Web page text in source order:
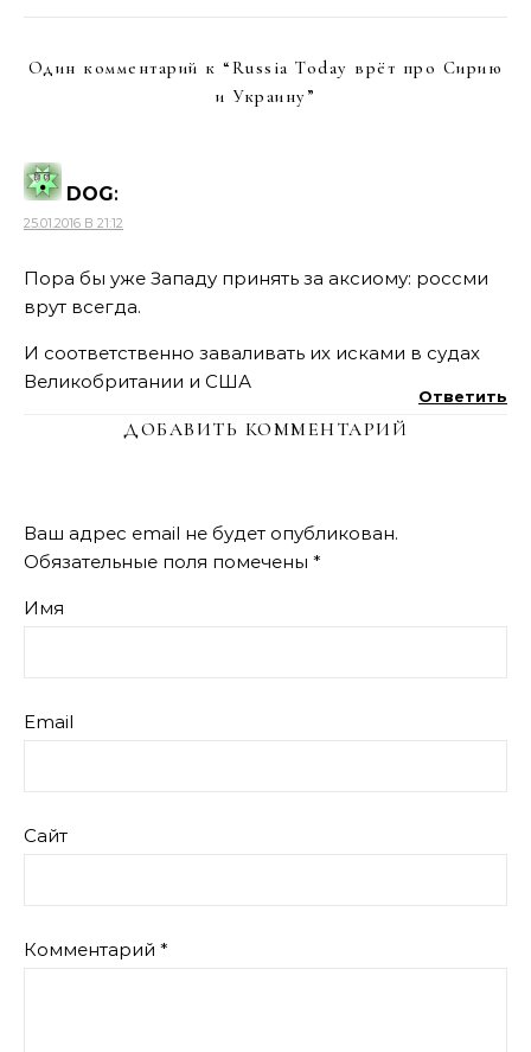
Один комментарий к “Russia Today врёт про Сирию
и Украину”
DOG:
25.01.2016 В 21:12
Пора бы уже Западу принять за аксиому: россми
врут всегда.
И соответственно заваливать их исками в судах
Великобритании и США
Ответить
ДОБАВИТЬ КОММЕНТАРИЙ
Ваш адрес email не будет опубликован.
Обязательные поля помечены *
Имя
Email
Сайт
Комментарий *